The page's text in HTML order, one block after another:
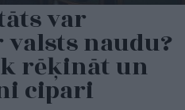
var
naudu?
rēķināt un
cipari